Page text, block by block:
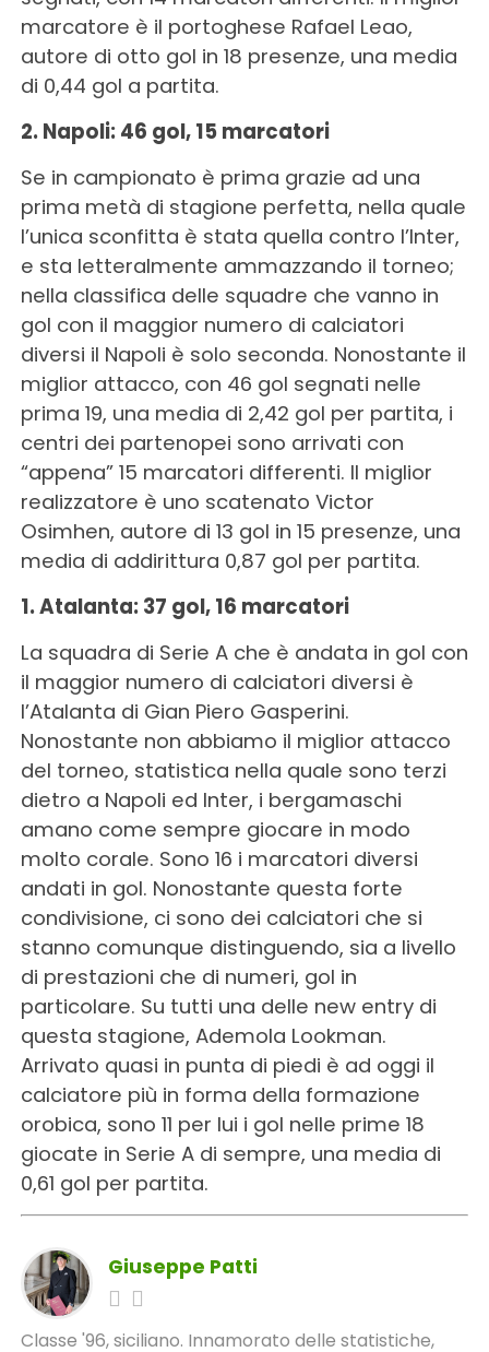
marcatore è il portoghese Rafael Leao,
autore di otto gol in 18 presenze, una media
di 0,44 gol a partita.
2. Napoli: 46 gol, 15 marcatori
Se in campionato è prima grazie ad una
prima metà di stagione perfetta, nella quale
l’unica sconfitta è stata quella contro l’Inter,
e sta letteralmente ammazzando il torneo;
nella classifica delle squadre che vanno in
gol con il maggior numero di calciatori
diversi il Napoli è solo seconda. Nonostante il
miglior attacco, con 46 gol segnati nelle
prima 19, una media di 2,42 gol per partita, i
centri dei partenopei sono arrivati con
“appena” 15 marcatori differenti. Il miglior
realizzatore è uno scatenato Victor
Osimhen, autore di 13 gol in 15 presenze, una
media di addirittura 0,87 gol per partita.
1. Atalanta: 37 gol, 16 marcatori
La squadra di Serie A che è andata in gol con
il maggior numero di calciatori diversi è
l’Atalanta di Gian Piero Gasperini.
Nonostante non abbiamo il miglior attacco
del torneo, statistica nella quale sono terzi
dietro a Napoli ed Inter, i bergamaschi
amano come sempre giocare in modo
molto corale. Sono 16 i marcatori diversi
andati in gol. Nonostante questa forte
condivisione, ci sono dei calciatori che si
stanno comunque distinguendo, sia a livello
di prestazioni che di numeri, gol in
particolare. Su tutti una delle new entry di
questa stagione, Ademola Lookman.
Arrivato quasi in punta di piedi è ad oggi il
calciatore più in forma della formazione
orobica, sono 11 per lui i gol nelle prime 18
giocate in Serie A di sempre, una media di
0,61 gol per partita.
Giuseppe Patti
Classe '96, siciliano. Innamorato delle statistiche,